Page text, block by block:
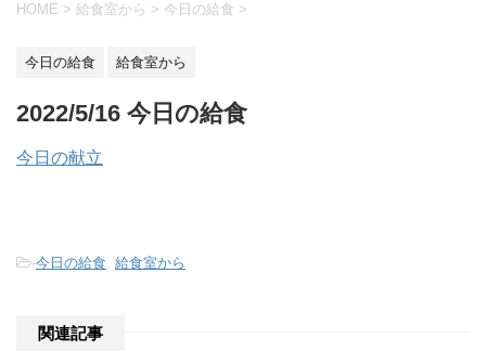
HOME > 給食室から > 今日の給食 >
今日の給食 給食室から
2022/5/16 今日の給食
今日の献立
-今日の給食 給食室から
関連記事